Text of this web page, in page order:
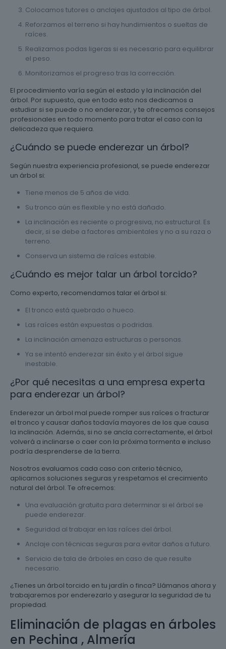
Colocamos tutores o anclajes ajustados al tipo de árbol.
Reforzamos el terreno si hay hundimientos o sueltas de
raíces.
Realizamos podas ligeras si es necesario para equilibrar
el peso.
Monitorizamos el progreso tras la corrección.
El procedimiento varía según el estado y la inclinación del
árbol. Por supuesto, que en todo esto nos dedicamos a
estudiar si se puede o no enderezar, y te ofrecemos consejos
profesionales en todo momento para tratar el caso con la
delicadeza que requiera.
¿Cuándo se puede enderezar un árbol?
Según nuestra experiencia profesional, se puede enderezar
un árbol si:
Tiene menos de 5 años de vida.
Su tronco aún es flexible y no está dañado.
La inclinación es reciente o progresiva, no estructural. Es
decir, si se debe a factores ambientales y no a su raza o
terreno.
Conserva un sistema de raíces estable.
¿Cuándo es mejor talar un árbol torcido?
Como experto, recomendamos talar el árbol si:
El tronco está quebrado o hueco.
Las raíces están expuestas o podridas.
La inclinación amenaza estructuras o personas.
Ya se intentó enderezar sin éxito y el árbol sigue
inestable.
¿Por qué necesitas a una empresa experta
para enderezar un árbol?
Enderezar un árbol mal puede romper sus raíces o fracturar
el tronco y causar daños todavía mayores de los que causa
la inclinación. Además, si no se ancla correctamente, el árbol
volverá a inclinarse o caer con la próxima tormenta e incluso
podría desprenderse de la tierra.
Nosotros evaluamos cada caso con criterio técnico,
aplicamos soluciones seguras y respetamos el crecimiento
natural del árbol. Te ofrecemos:
Una evaluación gratuita para determinar si el árbol se
puede enderezar.
Seguridad al trabajar en las raíces del árbol.
Anclaje con técnicas seguras para evitar daños a futuro.
Servicio de tala de árboles en caso de que resulte
necesario.
¿Tienes un árbol torcido en tu jardín o finca? Llámanos ahora y
trabajaremos por enderezarlo y asegurar la seguridad de tu
propiedad.
Eliminación de plagas en árboles
en Pechina , Almería